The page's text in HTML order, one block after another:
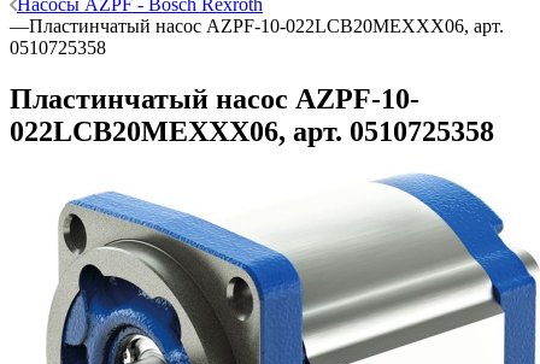
Насосы AZPF - Bosch Rexroth
—Пластинчатый насос AZPF-10-022LCB20MEXXX06, арт.
0510725358
Пластинчатый насос AZPF-10-
022LCB20MEXXX06, арт. 0510725358